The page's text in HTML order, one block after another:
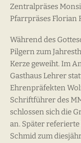
Zentralpräses
Pfarrpräses Florian
Während des
Pilgern zum
Kerze geweiht. Im
Gasthaus Lehrer
Ehrenpräfekten
Schriftführer des
schlossen sich die
an. Später
Schmid zum